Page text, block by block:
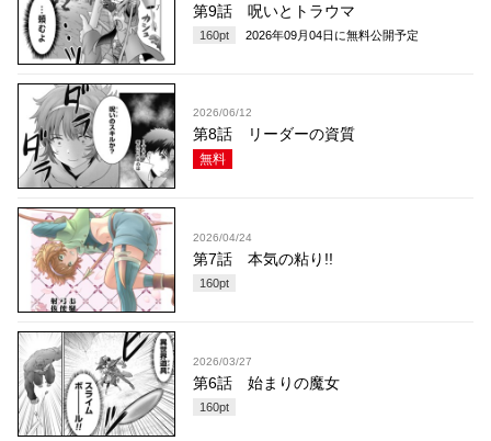
第9話 呪いとトラウマ
160pt 2026年09月04日 に無料公開予定
2026/06/12
第8話 リーダーの資質
無料
2026/04/24
第7話 本気の粘り!!
160pt
2026/03/27
第6話 始まりの魔女
160pt